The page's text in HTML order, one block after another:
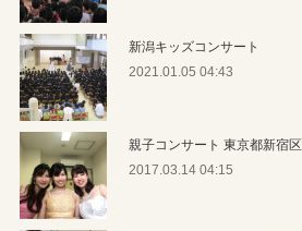
新潟キッズコンサート
2021.01.05 04:43
親子コンサート 東京都新宿区
2017.03.14 04:15